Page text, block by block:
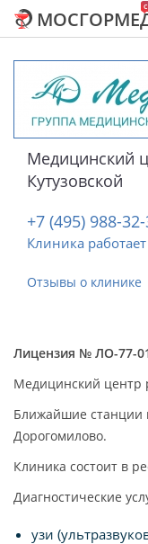
Медицинский
Кутузовской
+7 (495) 988-32-
Клиника
Отзывы о клинике
Лицензия № ЛО-77-
Медицинский центр
Ближайшие станции
Дорогомилово.
Клиника состоит в
Диагностические
узи